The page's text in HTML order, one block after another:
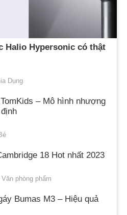
Halio Hypersonic có thật
Dụng
– Mô hình nhượng
18 Hot nhất 2023
phòng phẩm
Bumas M3 – Hiệu quả